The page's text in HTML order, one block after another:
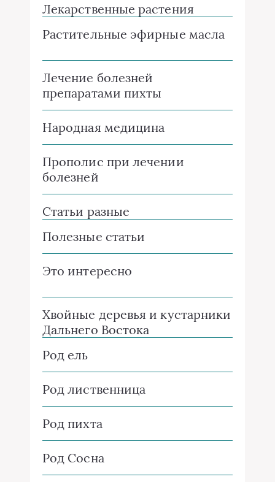
Лекарственные растения
Растительные эфирные масла
Лечение болезней
препаратами пихты
Народная медицина
Прополис при лечении
болезней
Статьи разные
Полезные статьи
Это интересно
Хвойные деревья и кустарники
Дальнего Востока
Род ель
Род лиственница
Род пихта
Род Сосна